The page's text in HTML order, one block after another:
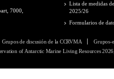
7000,
Lista de medidas
2025/26
Formularios de
Grupos de discusión de la CCRVMA
Grupos-
of Antarctic Marine Living Resources